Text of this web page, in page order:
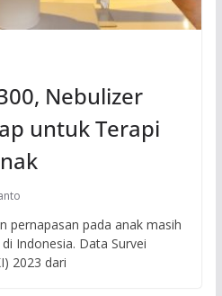
Nebulizer
untuk Terapi
pernapasan pada anak masih
Indonesia. Data Survei
2023 dari